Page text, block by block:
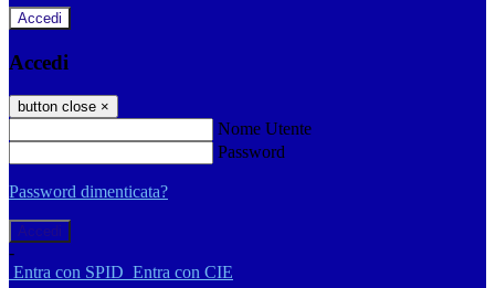
Accedi
Accedi
button close ×
Nome Utente
Password
Password dimenticata?
-
Entra con SPID Entra con CIE